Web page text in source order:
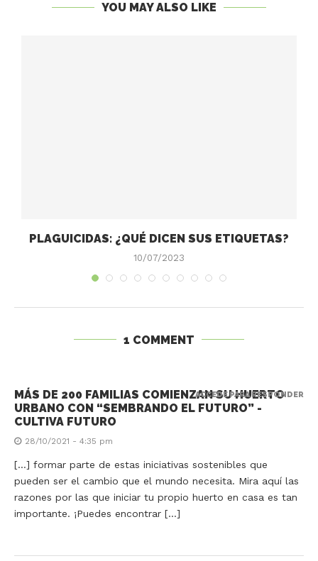
YOU MAY ALSO LIKE
PLAGUICIDAS: ¿QUÉ DICEN SUS ETIQUETAS?
10/07/2023
1 COMMENT
MÁS DE 200 FAMILIAS COMIENZAN SU HUERTO
URBANO CON “SEMBRANDO EL FUTURO” -
CULTIVA FUTURO
28/10/2021 - 4:35 pm
[…] formar parte de estas iniciativas sostenibles que
pueden ser el cambio que el mundo necesita. Mira aquí las
razones por las que iniciar tu propio huerto en casa es tan
importante. ¡Puedes encontrar […]
ACCEDE PARA RESPONDER